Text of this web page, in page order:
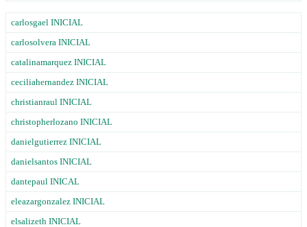
carlosgael INICIAL
carlosolvera INICIAL
catalinamarquez INICIAL
ceciliahernandez INICIAL
christianraul INICIAL
christopherlozano INICIAL
danielgutierrez INICIAL
danielsantos INICIAL
dantepaul INICAL
eleazargonzalez INICIAL
elsalizeth INICIAL